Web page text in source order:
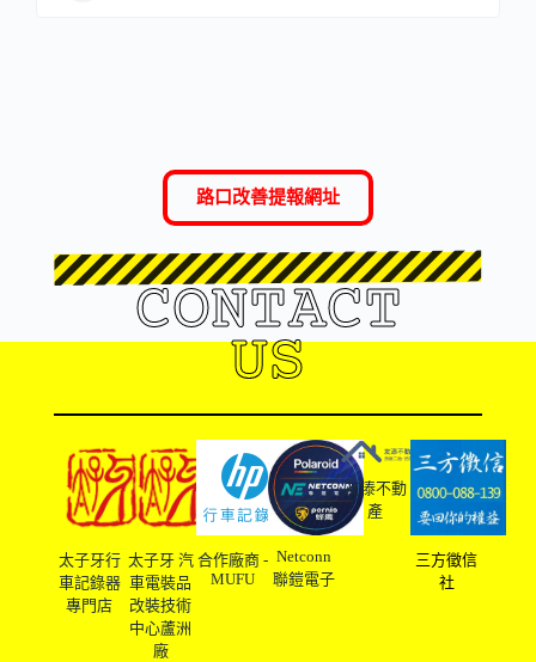
路口改善提報網址
CONTACT
US
太子牙行
車記錄器
專門店
太子牙 汽
車電裝品
改裝技術
中心蘆洲
廠
合作廠商 -
MUFU
Netconn
聯鎧電子
友溙不動
產
三方徵信
社